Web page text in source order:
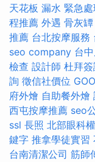
天花板 漏水 緊急處
程推薦 外遇 骨灰罈
推薦 台北按摩服務
seo company 台
檢查 設計師 杜拜簽
詢 徵信社價位
府外燴 自助餐外燴
西屯按摩推薦 seo
ssl 長照 北部眼科
鍵字 推拿學徒實習
台南清潔公司 筋師